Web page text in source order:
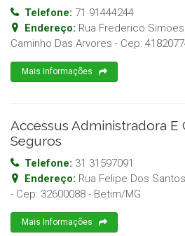
Telefone: 71 91444244
Endereço: Rua Frederico
Caminho Das Arvores - Cep:
Mais Informações
Accessus Administradora E
Seguros
Telefone: 31 31597091
Endereço: Rua Felipe Dos
- Cep: 32600088 - Betim/MG
Mais Informações